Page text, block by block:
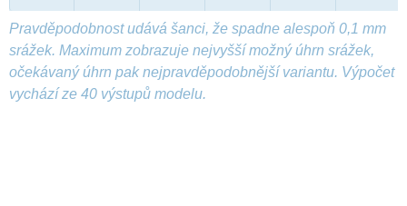
Pravděpodobnost udává šanci, že spadne alespoň 0,1 mm
srážek. Maximum zobrazuje nejvyšší možný úhrn srážek,
očekávaný úhrn pak nejpravděpodobnější variantu. Výpočet
vychází ze 40 výstupů modelu.